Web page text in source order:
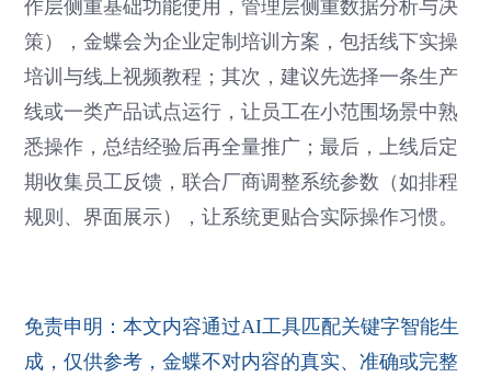
作层侧重基础功能使用，管理层侧重数据分析与决
策），金蝶会为企业定制培训方案，包括线下实操
培训与线上视频教程；其次，建议先选择一条生产
线或一类产品试点运行，让员工在小范围场景中熟
悉操作，总结经验后再全量推广；最后，上线后定
期收集员工反馈，联合厂商调整系统参数（如排程
规则、界面展示），让系统更贴合实际操作习惯。
免责申明：本文内容通过AI工具匹配关键字智能生
成，仅供参考，金蝶不对内容的真实、准确或完整